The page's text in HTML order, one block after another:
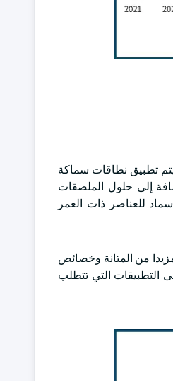
خلال فترة التوقعات. عادة ما يتم تطبيق نطاقات سماكة
إلى حلول الملصقات
للعناصر ذات العمر
مليار دولار أمريكي بحلول عام 2034 ، ويوفر قطاع 30-60 ميكرون مزيدا من المتانة وخصائص
التطبيقات التي تتطلب